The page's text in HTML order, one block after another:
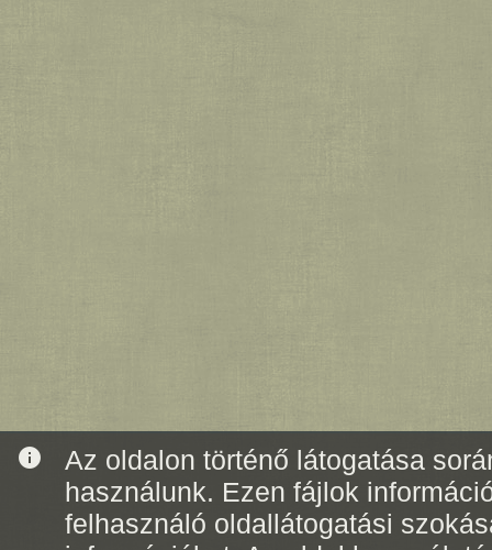
info
Az oldalon történő látogatása
használunk. Ezen fájlok
felhasználó oldallátogatási